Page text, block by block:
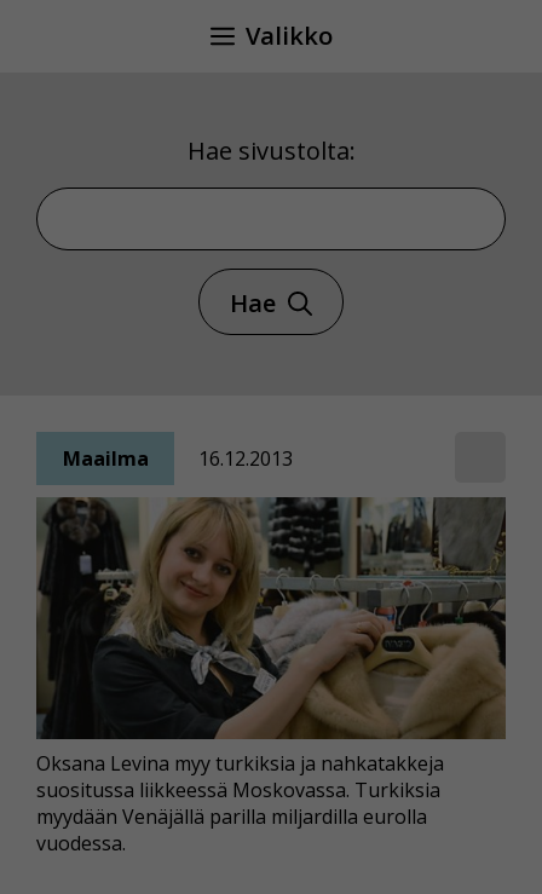
Valikko
Hae sivustolta:
Hae sivustolta
Hae
Maailma 16.12.2013
Oksana Levina myy turkiksia ja nahkatakkeja
suositussa liikkeessä Moskovassa. Turkiksia
myydään Venäjällä parilla miljardilla eurolla
vuodessa.